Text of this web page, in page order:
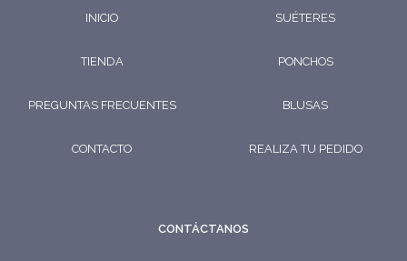
INICIO
TIENDA
PREGUNTAS FRECUENTES
CONTACTO
SUÉTERES
PONCHOS
BLUSAS
REALIZA TU PEDIDO
CONTÁCTANOS